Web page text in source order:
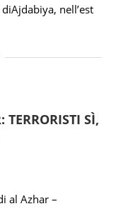
nell’est
TERRORISTI SÌ,
al Azhar –